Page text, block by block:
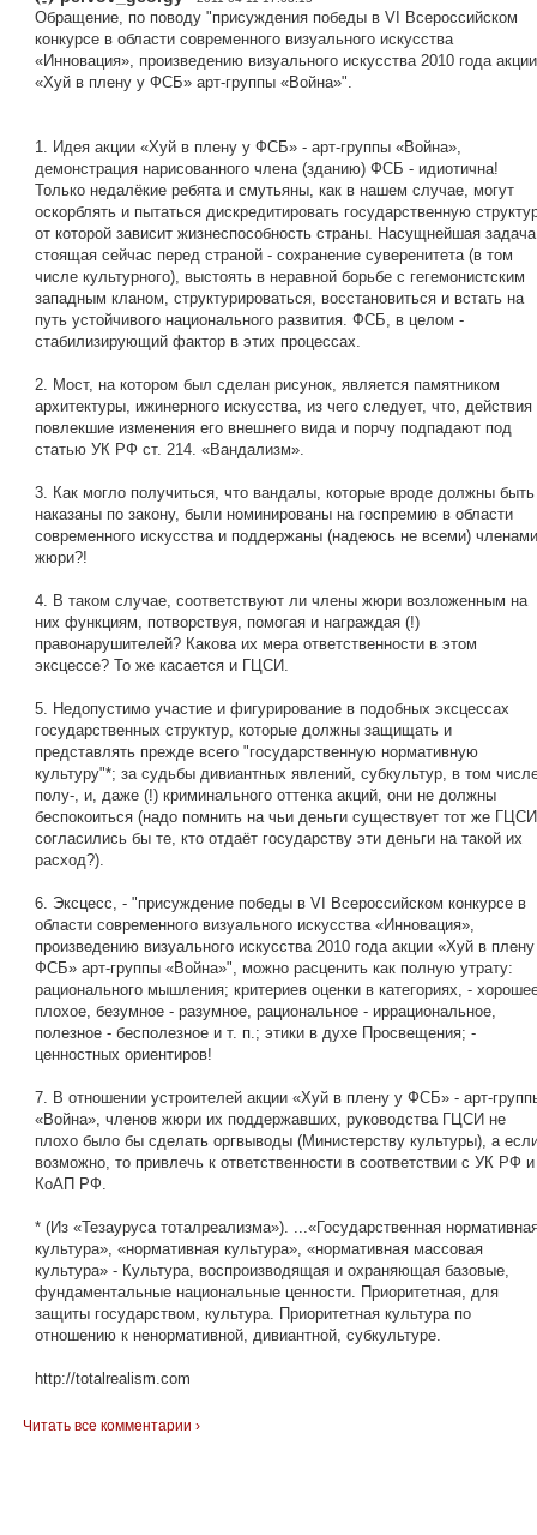
Обращение, по поводу "присуждения победы в VI Всероссийском
конкурсе в области современного визуального искусства
«Инновация», произведению визуального искусства 2010 года акции
«Хуй в плену у ФСБ» арт-группы «Война»".
1. Идея акции «Хуй в плену у ФСБ» - арт-группы «Война»,
демонстрация нарисованного члена (зданию) ФСБ - идиотична!
Только недалёкие ребята и смутьяны, как в нашем случае, могут
оскорблять и пытаться дискредитировать государственную
от которой зависит жизнеспособность страны. Насущнейшая задача
стоящая сейчас перед страной - сохранение суверенитета (в том
числе культурного), выстоять в неравной борьбе с гегемонистским
западным кланом, структурироваться, восстановиться и встать на
путь устойчивого национального развития. ФСБ, в целом -
стабилизирующий фактор в этих процессах.
2. Мост, на котором был сделан рисунок, является памятником
архитектуры, ижинерного искусства, из чего следует, что, действия
повлекшие изменения его внешнего вида и порчу подпадают под
статью УК РФ ст. 214. «Вандализм».
3. Как могло получиться, что вандалы, которые вроде должны быть
наказаны по закону, были номинированы на госпремию в области
современного искусства и поддержаны (надеюсь не всеми) членами
жюри?!
4. В таком случае, соответствуют ли члены жюри возложенным на
них функциям, потворствуя, помогая и награждая (!)
правонарушителей? Какова их мера ответственности в этом
эксцессе? То же касается и ГЦСИ.
5. Недопустимо участие и фигурирование в подобных эксцессах
государственных структур, которые должны защищать и
представлять прежде всего "государственную нормативную
культуру"*; за судьбы дивиантных явлений, субкультур, в том
полу-, и, даже (!) криминального оттенка акций, они не должны
беспокоиться (надо помнить на чьи деньги существует тот же
согласились бы те, кто отдаёт государству эти деньги на такой их
расход?).
6. Эксцесс, - "присуждение победы в VI Всероссийском конкурсе в
области современного визуального искусства «Инновация»,
произведению визуального искусства 2010 года акции «Хуй в
ФСБ» арт-группы «Война»", можно расценить как полную утрату:
рационального мышления; критериев оценки в категориях, -
плохое, безумное - разумное, рациональное - иррациональное,
полезное - бесполезное и т. п.; этики в духе Просвещения; -
ценностных ориентиров!
7. В отношении устроителей акции «Хуй в плену у ФСБ» - арт-
«Война», членов жюри их поддержавших, руководства ГЦСИ не
плохо было бы сделать оргвыводы (Министерству культуры), а
возможно, то привлечь к ответственности в соответствии с УК РФ и
КоАП РФ.
* (Из «Тезауруса тоталреализма»). ...«Государственная
культура», «нормативная культура», «нормативная массовая
культура» - Культура, воспроизводящая и охраняющая базовые,
фундаментальные национальные ценности. Приоритетная, для
защиты государством, культура. Приоритетная культура по
отношению к ненормативной, дивиантной, субкультуре.
http://totalrealism.com
Читать все комментарии ›